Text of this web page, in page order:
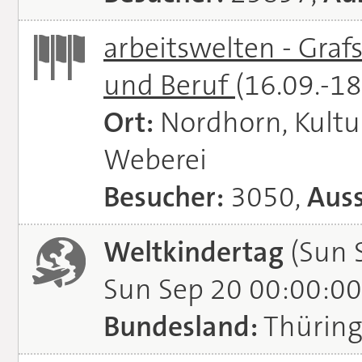
arbeitswelten -
und Beruf (16.09.-
Ort: Nordhorn,
Weberei
Besucher: 3050,
Weltkindertag (Sun
Sun Sep 20
Bundesland: